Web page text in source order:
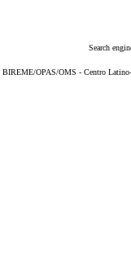
Search
BIREME/OPAS/OMS - Centro Latino-